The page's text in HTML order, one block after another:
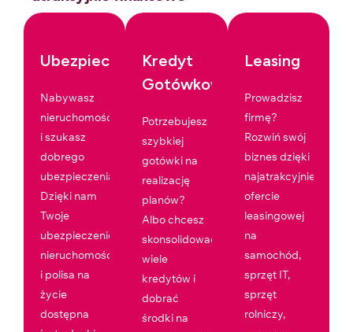
Ubezpieczenia
Nabywasz
nieruchomość
i szukasz
dobrego
ubezpieczenia?
Dzięki nam
Twoje
ubezpieczenie
nieruchomości
i polisa na
życie
dostępna
Kredyt
Gotówkowy
Potrzebujesz
szybkiej
gotówki na
realizację
planów?
Albo chcesz
skonsolidować
wiele
kredytów i
dobrać
środki na
Leasing
Prowadzisz
firmę?
Rozwiń swój
biznes dzięki
najatrakcyjniejszej
ofercie
leasingowej
na
samochód,
sprzęt IT,
sprzęt
rolniczy,